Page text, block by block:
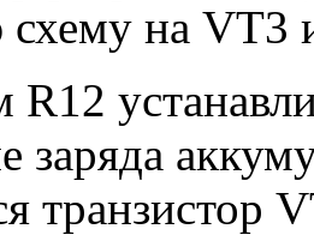
схему на VT3
R12
заряда
транзистор